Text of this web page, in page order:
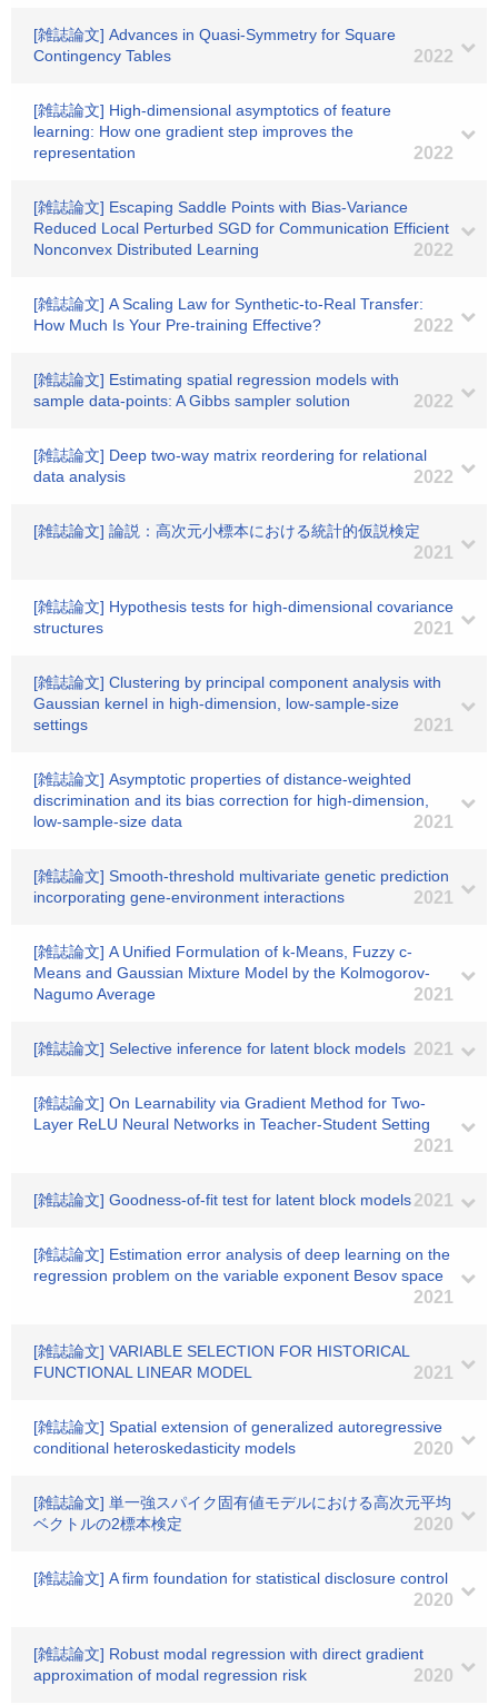
[雑誌論文] Advances in Quasi-Symmetry for Square
Contingency Tables
2022
[雑誌論文] High-dimensional asymptotics of feature
learning: How one gradient step improves the
representation
2022
[雑誌論文] Escaping Saddle Points with Bias-Variance
Reduced Local Perturbed SGD for Communication Efficient
Nonconvex Distributed Learning
2022
[雑誌論文] A Scaling Law for Synthetic-to-Real Transfer:
How Much Is Your Pre-training Effective?
2022
[雑誌論文] Estimating spatial regression models with
sample data-points: A Gibbs sampler solution
2022
[雑誌論文] Deep two-way matrix reordering for relational
data analysis
2022
[雑誌論文] 論説：高次元小標本における統計的仮説検定
2021
[雑誌論文] Hypothesis tests for high-dimensional covariance
structures
2021
[雑誌論文] Clustering by principal component analysis with
Gaussian kernel in high-dimension, low-sample-size
settings
2021
[雑誌論文] Asymptotic properties of distance-weighted
discrimination and its bias correction for high-dimension,
low-sample-size data
2021
[雑誌論文] Smooth-threshold multivariate genetic prediction
incorporating gene-environment interactions
2021
[雑誌論文] A Unified Formulation of k-Means, Fuzzy c-
Means and Gaussian Mixture Model by the Kolmogorov-
Nagumo Average
2021
[雑誌論文] Selective inference for latent block models 2021
[雑誌論文] On Learnability via Gradient Method for Two-
Layer ReLU Neural Networks in Teacher-Student Setting
2021
[雑誌論文] Goodness-of-fit test for latent block models2021
[雑誌論文] Estimation error analysis of deep learning on the
regression problem on the variable exponent Besov space
2021
[雑誌論文] VARIABLE SELECTION FOR HISTORICAL
FUNCTIONAL LINEAR MODEL
2021
[雑誌論文] Spatial extension of generalized autoregressive
conditional heteroskedasticity models
2020
[雑誌論文] 単一強スパイク固有値モデルにおける高次元平均
ベクトルの2標本検定
2020
[雑誌論文] A firm foundation for statistical disclosure control
2020
[雑誌論文] Robust modal regression with direct gradient
approximation of modal regression risk
2020